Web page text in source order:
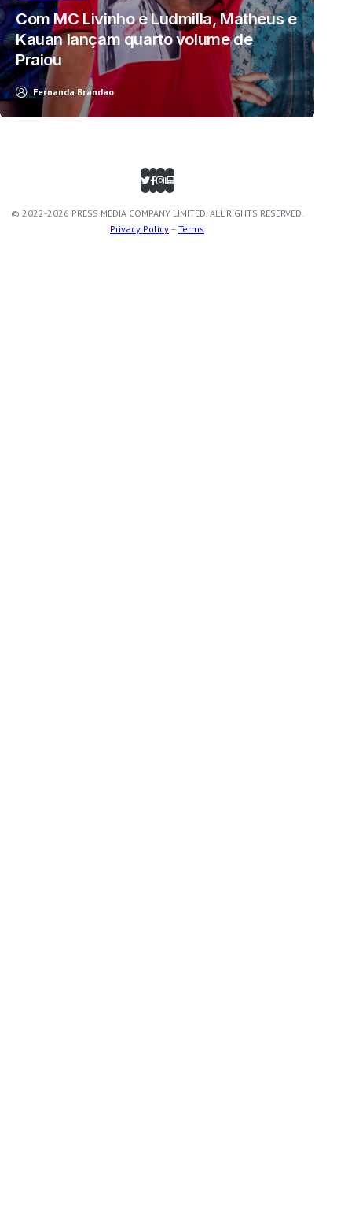
Com MC Livinho e Ludmilla, Matheus e
Kauan lançam quarto volume de
Praiou
Fernanda Brandao
© 2022-2026 PRESS MEDIA COMPANY LIMITED. ALL RIGHTS RESERVED.
Privacy Policy – Terms